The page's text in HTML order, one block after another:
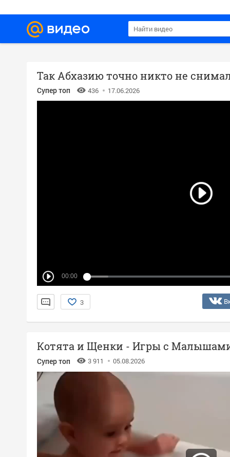
Так Абхазию точно никто не
Супер топ 436 17.06.2026
00:00
3
Котята и Щенки - Игры с
Супер топ 3 911 05.08.2026